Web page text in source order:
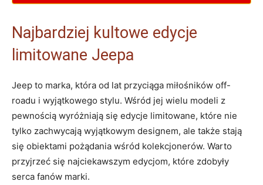
Najbardziej kultowe edycje
limitowane Jeepa
Jeep to marka, która od lat przyciąga miłośników off-
roadu i wyjątkowego stylu. Wśród jej wielu modeli z
pewnością wyróżniają się edycje limitowane, które nie
tylko zachwycają wyjątkowym designem, ale także stają
się obiektami pożądania wśród kolekcjonerów. Warto
przyjrzeć się najciekawszym edycjom, które zdobyły
serca fanów marki.